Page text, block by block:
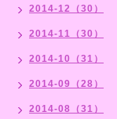
2014-12（30）
2014-11（30）
2014-10（31）
2014-09（28）
2014-08（31）